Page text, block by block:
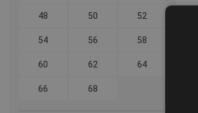
48 50 52
54 56 58
60 62 64
66 68